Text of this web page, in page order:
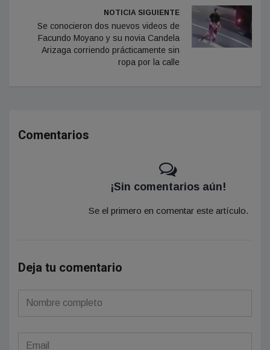
NOTICIA SIGUIENTE
Se conocieron dos nuevos videos de
Facundo Moyano y su novia Candela
Arizaga corriendo prácticamente sin
ropa por la calle
Comentarios
¡Sin comentarios aún!
Se el primero en comentar este artículo.
Deja tu comentario